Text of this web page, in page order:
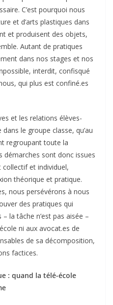
C’est pourquoi nous
et d’arts plastiques dans
et produisent des objets,
Autant de pratiques
dans nos stages et nos
interdit, confisqué
qui plus est confiné.es
et les relations élèves-
le groupe classe, qu’au
regroupant toute la
démarches sont donc issues
collectif et individuel,
théorique et pratique.
nous persévérons à nous
des pratiques qui
la tâche n’est pas aisée –
ni aux avocat.es de
de sa décomposition,
factices.
: quand la télé-école